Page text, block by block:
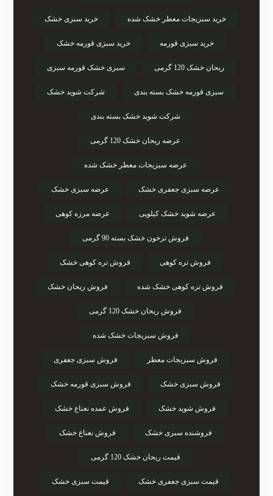
خرید سبزیجات معطر خشک شده خرید سبزی خشک
خرید سبزی قورمه خرید سبزی قورمه خشک
ریحان خشک 120 گرمی سبزی خشک قورمه سبزی
سبزی قورمه خشک بسته بندی شرکت شوید خشک
شرکت شوید خشک بسته بندی
عرضه ریحان خشک 120 گرمی
عرضه سبزیجات معطر خشک شده
عرضه سبزی جعفری خشک عرضه سبزی خشک
عرضه شوید خشک کیلویی عرضه مرزه کوهی
فروش ترخون خشک بسته 90 گرمی
فروش تره کوهی فروش تره کوهی خشک
فروش تره کوهی خشک شده فروش ریحان خشک
فروش ریحان خشک 120 گرمی
فروش سبزیجات خشک شده
فروش سبزیجات معطر فروش سبزی جعفری
فروش سبزی خشک فروش سبزی قورمه خشک
فروش شوید خشک فروش عمده نعناع خشک
فروشنده سبزی خشک فروش نعناع خشک
قیمت ریحان خشک 120 گرمی
قیمت سبزی جعفری خشک قیمت سبزی خشک